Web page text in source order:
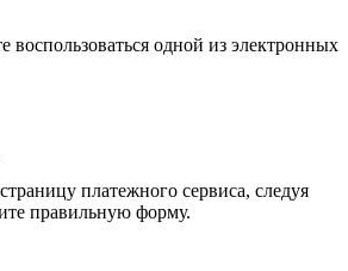
одной из электронных
платежного сервиса, следуя
правильную форму.